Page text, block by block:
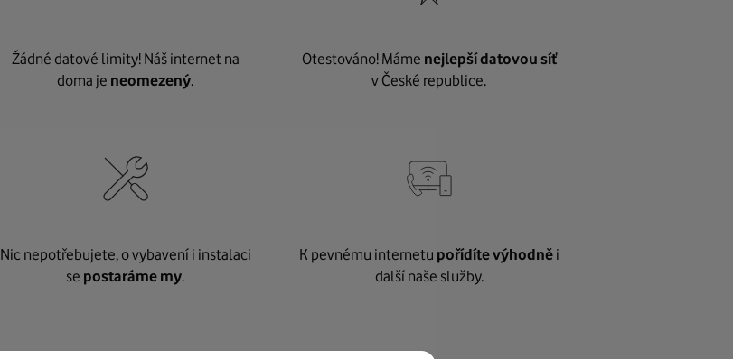
Žádné datové limity! Náš internet na
doma je neomezený.
Otestováno! Máme nejlepší datovou síť
v České republice.
Nic nepotřebujete, o vybavení i instalaci
se postaráme my.
K pevnému internetu pořídíte výhodněi
další naše služby.